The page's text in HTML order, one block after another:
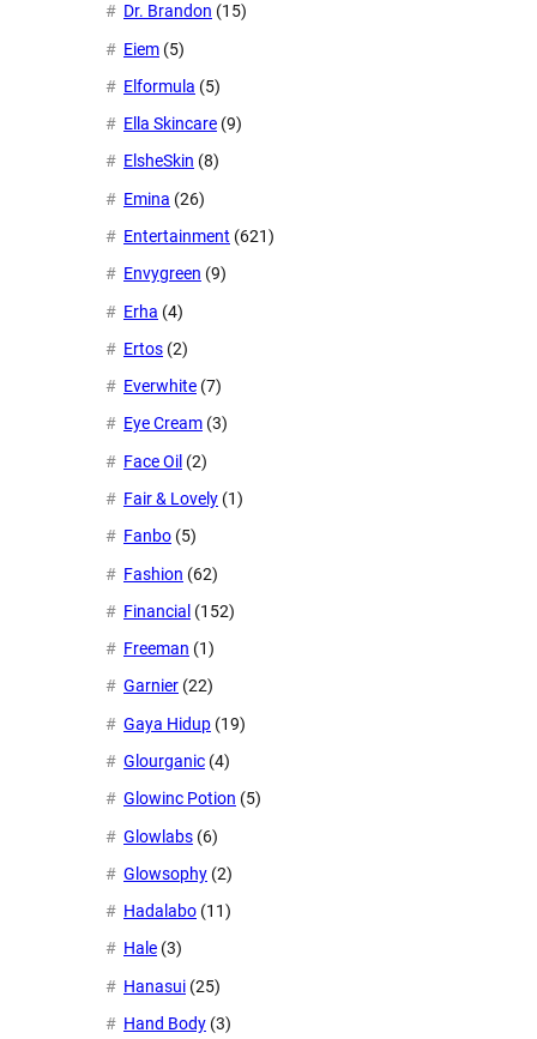
Dr. Brandon (15)
Eiem (5)
Elformula (5)
Ella Skincare (9)
ElsheSkin (8)
Emina (26)
Entertainment (621)
Envygreen (9)
Erha (4)
Ertos (2)
Everwhite (7)
Eye Cream (3)
Face Oil (2)
Fair & Lovely (1)
Fanbo (5)
Fashion (62)
Financial (152)
Freeman (1)
Garnier (22)
Gaya Hidup (19)
Glourganic (4)
Glowinc Potion (5)
Glowlabs (6)
Glowsophy (2)
Hadalabo (11)
Hale (3)
Hanasui (25)
Hand Body (3)